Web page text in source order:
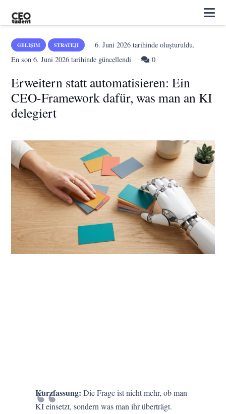
GELIŞIM STRATEJI 6. Juni 2026tarihinde oluşturuldu.
En son6. Juni 2026 tarihinde güncellendi 0
Erweitern statt automatisieren: Ein
CEO-Framework dafür, was man an KI
delegiert
Kurzfassung: Die Frage ist nicht mehr, ob man
KI einsetzt, sondern was man ihr überträgt.